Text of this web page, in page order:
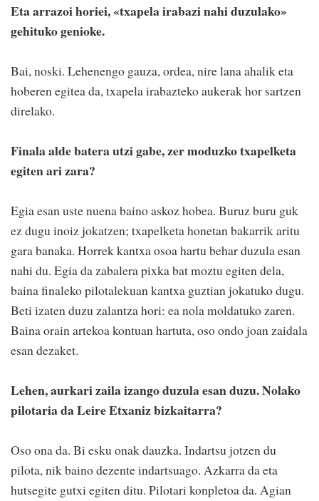
Eta arrazoi horiei, «txapela irabazi nahi duzulako»
gehituko genioke.
Bai, noski. Lehenengo gauza, ordea, nire lana ahalik eta
hoberen egitea da, txapela irabazteko aukerak hor sartzen
direlako.
Finala alde batera utzi gabe, zer moduzko txapelketa
egiten ari zara?
Egia esan uste nuena baino askoz hobea. Buruz buru guk
ez dugu inoiz jokatzen; txapelketa honetan bakarrik aritu
gara banaka. Horrek kantxa osoa hartu behar duzula esan
nahi du. Egia da zabalera pixka bat moztu egiten dela,
baina finaleko pilotalekuan kantxa guztian jokatuko dugu.
Beti izaten duzu zalantza hori: ea nola moldatuko zaren.
Baina orain artekoa kontuan hartuta, oso ondo joan zaidala
esan dezaket.
Lehen, aurkari zaila izango duzula esan duzu. Nolako
pilotaria da Leire Etxaniz bizkaitarra?
Oso ona da. Bi esku onak dauzka. Indartsu jotzen du
pilota, nik baino dezente indartsuago. Azkarra da eta
hutsegite gutxi egiten ditu. Pilotari konpletoa da. Agian